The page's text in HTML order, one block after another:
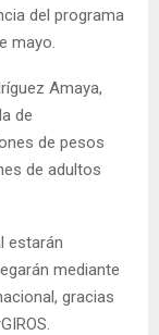
del programa
mayo.
Amaya,
de
de pesos
de adultos
estarán
mediante
gracias